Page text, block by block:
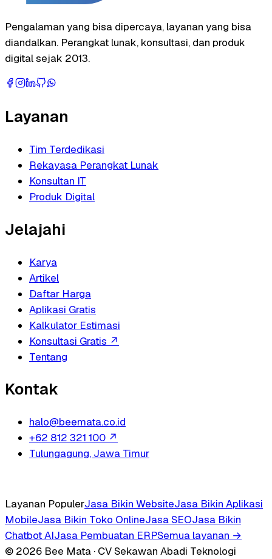
Pengalaman yang bisa dipercaya, layanan yang bisa
diandalkan. Perangkat lunak, konsultasi, dan produk
digital sejak 2013.
Layanan
Tim Terdedikasi
Rekayasa Perangkat Lunak
Konsultan IT
Produk Digital
Jelajahi
Karya
Artikel
Daftar Harga
Aplikasi Gratis
Kalkulator Estimasi
Konsultasi Gratis ↗
Tentang
Kontak
halo@beemata.co.id
+62 812 321 100 ↗
Tulungagung, Jawa Timur
Layanan PopulerJasa Bikin WebsiteJasa Bikin Aplikasi
MobileJasa Bikin Toko OnlineJasa SEOJasa Bikin
Chatbot AIJasa Pembuatan ERPSemua layanan →
© 2026 Bee Mata · CV Sekawan Abadi Teknologi